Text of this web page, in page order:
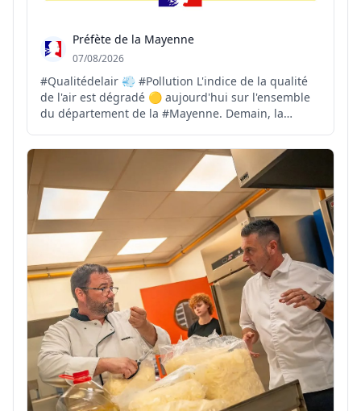
Préfète de la Mayenne
07/08/2026
#Qualitédelair 💨 #Pollution L'indice de la qualité
de l'air est dégradé 🟡 aujourd'hui sur l'ensemble
du département de la #Mayenne. Demain, la
🟡, avec quelques secteurs localisés où l'indice
pourra être mauvais 🔴. ℹ️ Plus d'infos 👉 http://air...